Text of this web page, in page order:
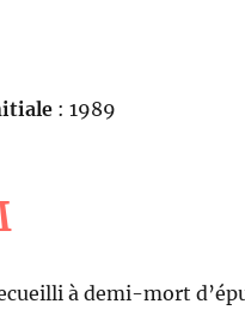
: 1989
à demi-mort